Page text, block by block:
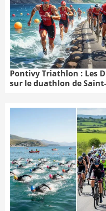
Pontivy Triathlon : Les
sur le duathlon de